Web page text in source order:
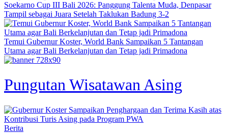
Soekarno Cup III Bali 2026: Panggung Talenta Muda, Denpasar
Tampil sebagai Juara Setelah Taklukan Badung 3-2
Temui Gubernur Koster, World Bank Sampaikan 5 Tantangan
Utama agar Bali Berkelanjutan dan Tetap jadi Primadona
Pungutan Wisatawan Asing
Berita